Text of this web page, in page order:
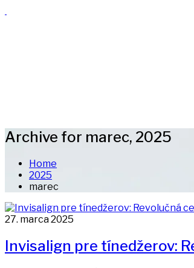
Archive for marec, 2025
Home
2025
marec
27. marca 2025
Invisalign pre tínedžerov: